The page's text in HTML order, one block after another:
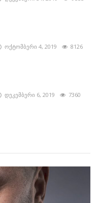
ოქტომბერი 4, 2019 8126
დეკემბერი 6, 2019 7360